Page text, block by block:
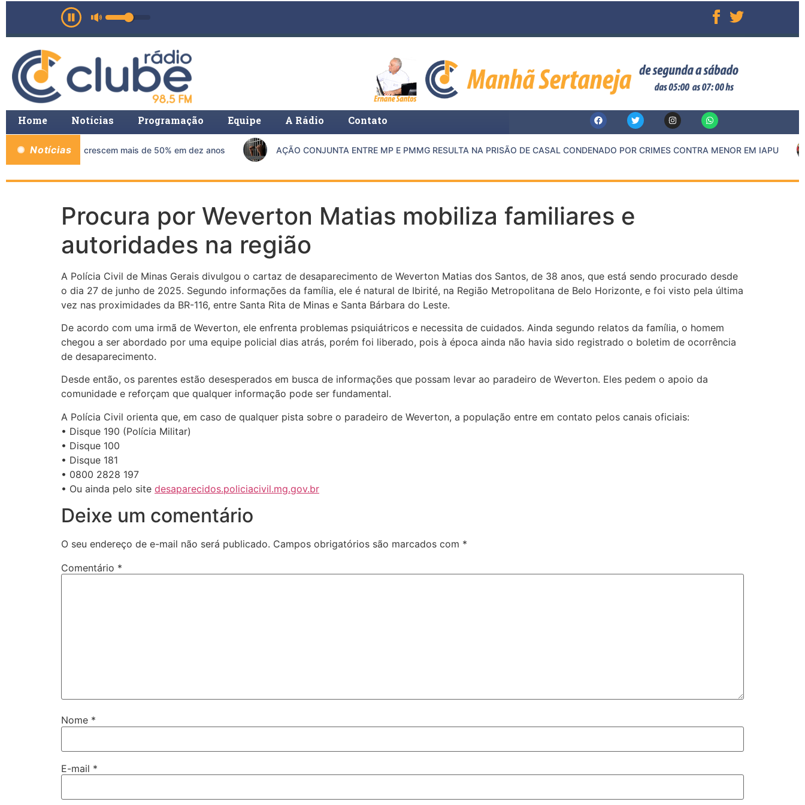
Home Notícias Programação Equipe A Rádio Contato
Notícias
mama no SUS crescem mais de 50% em dez anos AÇÃO CONJUNTA ENTRE MP E PMMG RESULTA NA PRISÃO DE CASAL CONDENADO POR CRIMES CONTRA MENOR EM IAPU
Procura por Weverton Matias mobiliza familiares e
autoridades na região
A Polícia Civil de Minas Gerais divulgou o cartaz de desaparecimento de Weverton Matias dos Santos, de 38 anos, que está sendo procurado desde
o dia 27 de junho de 2025. Segundo informações da família, ele é natural de Ibirité, na Região Metropolitana de Belo Horizonte, e foi visto pela última
vez nas proximidades da BR-116, entre Santa Rita de Minas e Santa Bárbara do Leste.
De acordo com uma irmã de Weverton, ele enfrenta problemas psiquiátricos e necessita de cuidados. Ainda segundo relatos da família, o homem
chegou a ser abordado por uma equipe policial dias atrás, porém foi liberado, pois à época ainda não havia sido registrado o boletim de ocorrência
de desaparecimento.
Desde então, os parentes estão desesperados em busca de informações que possam levar ao paradeiro de Weverton. Eles pedem o apoio da
comunidade e reforçam que qualquer informação pode ser fundamental.
A Polícia Civil orienta que, em caso de qualquer pista sobre o paradeiro de Weverton, a população entre em contato pelos canais oficiais:
• Disque 190 (Polícia Militar)
• Disque 100
• Disque 181
• 0800 2828 197
• Ou ainda pelo site desaparecidos.policiacivil.mg.gov.br
Deixe um comentário
O seu endereço de e-mail não será publicado. Campos obrigatórios são marcados com *
Comentário *
Nome *
E-mail *